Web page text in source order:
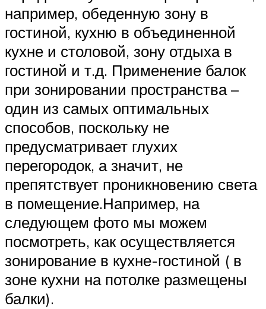
например, обеденную зону в
гостиной, кухню в объединенной
кухне и столовой, зону отдыха в
гостиной и т.д. Применение балок
при зонировании пространства –
один из самых оптимальных
способов, поскольку не
предусматривает глухих
перегородок, а значит, не
препятствует проникновению света
в помещение.Например, на
следующем фото мы можем
посмотреть, как осуществляется
зонирование в кухне-гостиной ( в
зоне кухни на потолке размещены
балки).